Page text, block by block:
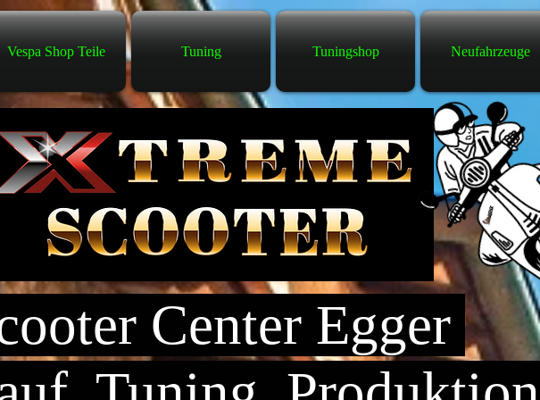
Vespa Shop Teile Tuning Tuningshop Neufahrzeuge
Center Egger